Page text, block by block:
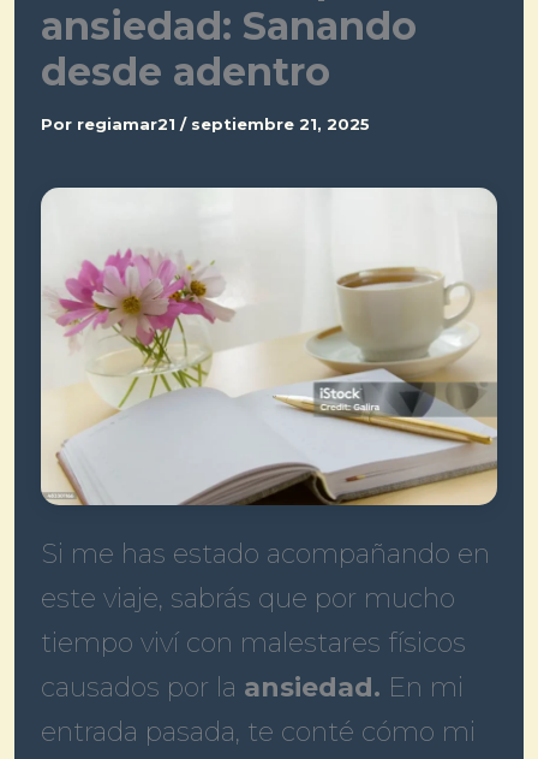
ansiedad: Sanando
desde adentro
Por regiamar21 / septiembre 21, 2025
Si me has estado acompañando en
este viaje, sabrás que por mucho
tiempo viví con malestares físicos
causados por la ansiedad. En mi
entrada pasada, te conté cómo mi